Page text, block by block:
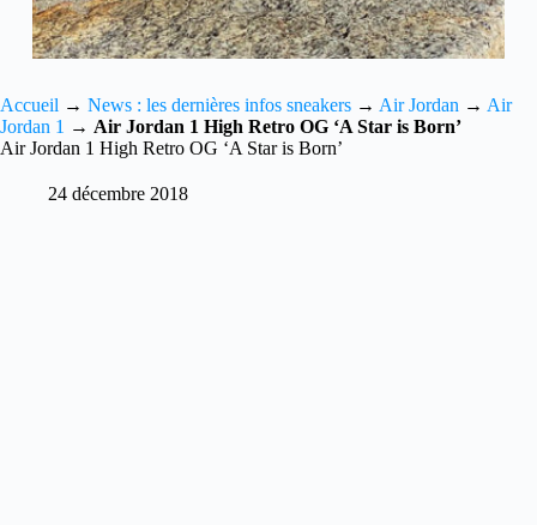
Accueil → News : les dernières infos sneakers → Air Jordan → Air
Jordan 1 → Air Jordan 1 High Retro OG ‘A Star is Born’
Air Jordan 1 High Retro OG ‘A Star is Born’
24 décembre 2018